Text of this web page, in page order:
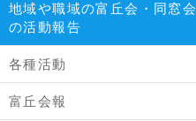
地域や職域の富丘会・同窓会
の活動報告
各種活動
富丘会報